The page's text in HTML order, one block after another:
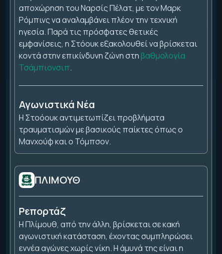
αποχώρηση του Ναρσίς Πέλατ, με τον Μαρκ
Ρόμπινς να αναλαμβάνει πλέον την τεχνική
ηγεσία. Παρά τις πρόσφατες θετικές
εμφανίσεις, η Στόουκ εξακολουθεί να βρίσκεται
κοντά στην επικίνδυνη ζώνη στη βαθμολογία
Τσάμπιονσιπ.
Αγωνιστικά Νέα
Η Στοόουκαντιμετωπίζει προβλήματα
τραυματισμών με βασικούς παίκτες όπως ο
Μανχούφ και ο Τόμπσον.
ΠΛΙΜΟΥΘ
Ρεπορτάζ
Η Πλίμουθ, από την άλλη, βρίσκεται σε κακή
αγωνιστική κατάσταση, έχοντας συμπληρώσει
εννέα αγώνες χωρίς νίκη. Η άμυνά της είναι η